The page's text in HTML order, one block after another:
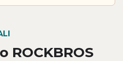
ROCKBROS